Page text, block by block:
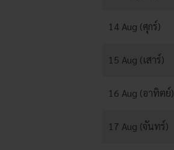
14 Aug (ศุกร์)
15 Aug (เสาร์)
16 Aug (อาทิตย์)
17 Aug (จันทร์)